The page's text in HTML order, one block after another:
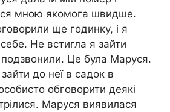
мною якомога швидше.
ще годинку, і я
Не встигла я зайти
Це була Маруся.
до неї в садок в
обговорити деякі
Маруся виявилася